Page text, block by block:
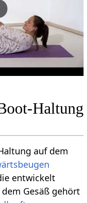
Haltung
auf dem
entwickelt
Gesäß gehört